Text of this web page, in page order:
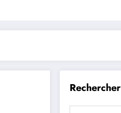
Rechercher